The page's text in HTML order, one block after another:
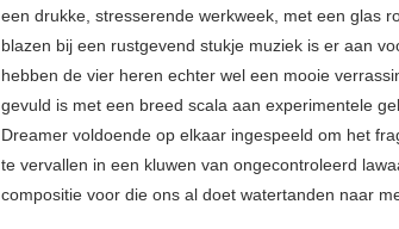
een drukke, stresserende werkweek, met een glas
blazen bij een rustgevend stukje muziek is er aan
hebben de vier heren echter wel een mooie
gevuld is met een breed scala aan experimentele
Dreamer voldoende op elkaar ingespeeld om het
te vervallen in een kluwen van ongecontroleerd
compositie voor die ons al doet watertanden naar